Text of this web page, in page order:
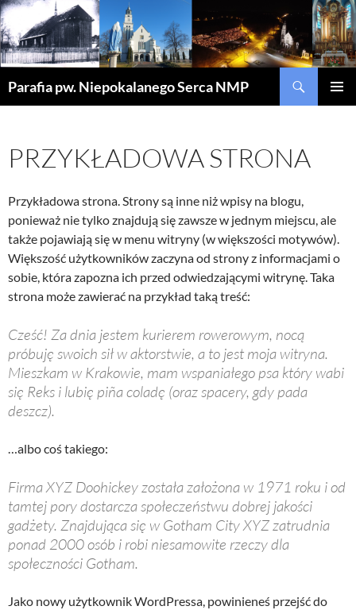
Parafia pw. Niepokalanego Serca NMP
PRZYKŁADOWA STRONA
Przykładowa strona. Strony są inne niż wpisy na blogu,
ponieważ nie tylko znajdują się zawsze w jednym miejscu, ale
także pojawiają się w menu witryny (w większości motywów).
Większość użytkowników zaczyna od strony z informacjami o
sobie, która zapozna ich przed odwiedzającymi witrynę. Taka
strona może zawierać na przykład taką treść:
Cześć! Za dnia jestem kurierem rowerowym, nocą
próbuję swoich sił w aktorstwie, a to jest moja witryna.
Mieszkam w Krakowie, mam wspaniałego psa który wabi
się Reks i lubię piña coladę (oraz spacery, gdy pada
deszcz).
…albo coś takiego:
Firma XYZ Doohickey została założona w 1971 roku i od
tamtej pory dostarcza społeczeństwu dobrej jakości
gadżety. Znajdująca się w Gotham City XYZ zatrudnia
ponad 2000 osób i robi niesamowite rzeczy dla
społeczności Gotham.
Jako nowy użytkownik WordPressa, powinieneś przejść do